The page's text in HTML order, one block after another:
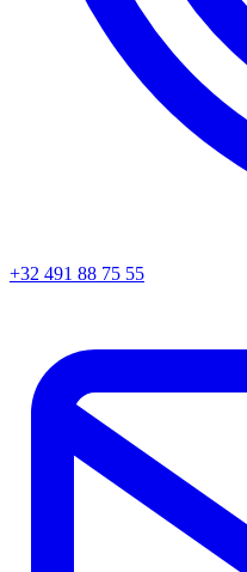
+32 491 88 75 55